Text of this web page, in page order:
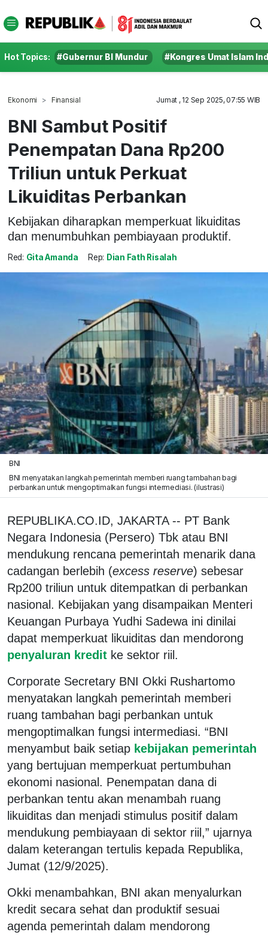
Hot Topics: #Gubernur BI Mundur #Kongres Umat Islam
Ekonomi Finansial Jumat , 12 Sep 2025, 07:55 WIB
BNI Sambut Positif
Penempatan Dana Rp200
Triliun untuk Perkuat
Likuiditas Perbankan
Kebijakan diharapkan memperkuat likuiditas
dan menumbuhkan pembiayaan produktif.
Red: Gita Amanda Rep: Dian Fath Risalah
BNI
BNI menyatakan langkah pemerintah memberi ruang tambahan bagi
perbankan untuk mengoptimalkan fungsi intermediasi. (ilustrasi)
REPUBLIKA.CO.ID, JAKARTA -- PT Bank
Negara Indonesia (Persero) Tbk atau BNI
mendukung rencana pemerintah menarik dana
cadangan berlebih (excess reserve) sebesar
Rp200 triliun untuk ditempatkan di perbankan
nasional. Kebijakan yang disampaikan Menteri
Keuangan Purbaya Yudhi Sadewa ini dinilai
dapat memperkuat likuiditas dan mendorong
penyaluran kredit ke sektor riil.
Corporate Secretary BNI Okki Rushartomo
menyatakan langkah pemerintah memberi
ruang tambahan bagi perbankan untuk
mengoptimalkan fungsi intermediasi. “BNI
menyambut baik setiap kebijakan pemerintah
yang bertujuan memperkuat pertumbuhan
ekonomi nasional. Penempatan dana di
perbankan tentu akan menambah ruang
likuiditas dan menjadi stimulus positif dalam
mendukung pembiayaan di sektor riil,” ujarnya
dalam keterangan tertulis kepada Republika,
Jumat (12/9/2025).
Okki menambahkan, BNI akan menyalurkan
kredit secara sehat dan produktif sesuai
agenda pemerintah dalam mendorong